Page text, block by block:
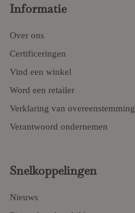
Informatie
Over ons
Certificeringen
Vind een winkel
Word een retailer
Verklaring van overeenstemming
Verantwoord ondernemen
Snelkoppelingen
Nieuws